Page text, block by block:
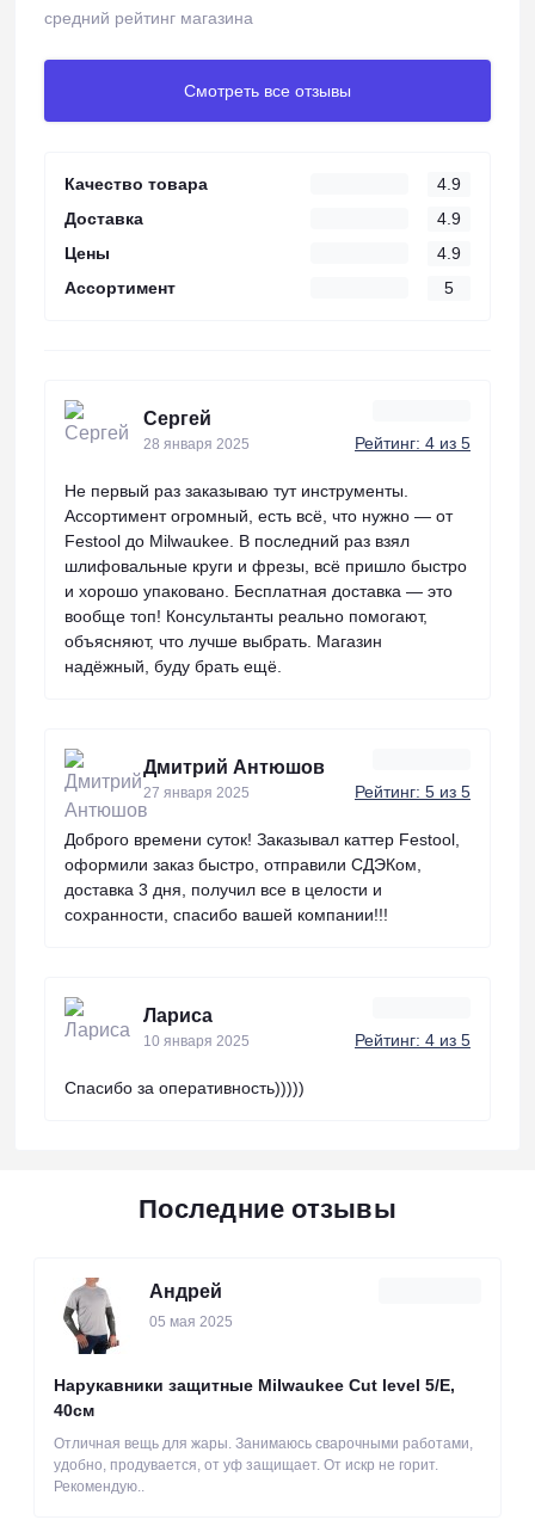
средний рейтинг магазина
Смотреть все отзывы
Качество товара
4.9
Доставка
4.9
Цены
4.9
Ассортимент
5
Сергей
28 января 2025 Рейтинг: 4 из 5
Не первый раз заказываю тут инструменты.
Ассортимент огромный, есть всё, что нужно — от
Festool до Milwaukee. В последний раз взял
шлифовальные круги и фрезы, всё пришло быстро
и хорошо упаковано. Бесплатная доставка — это
вообще топ! Консультанты реально помогают,
объясняют, что лучше выбрать. Магазин
надёжный, буду брать ещё.
Дмитрий Антюшов
27 января 2025 Рейтинг: 5 из 5
Доброго времени суток! Заказывал каттер Festool,
оформили заказ быстро, отправили СДЭКом,
доставка 3 дня, получил все в целости и
сохранности, спасибо вашей компании!!!
Лариса
10 января 2025 Рейтинг: 4 из 5
Спасибо за оперативность)))))
Последние отзывы
Андрей
05 мая 2025
Нарукавники защитные Milwaukee Cut level 5/Е,
40см
Отличная вещь для жары. Занимаюсь сварочными работами,
удобно, продувается, от уф защищает. От искр не горит.
Рекомендую..